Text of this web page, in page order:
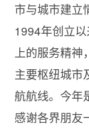
市与城市建立
1994年创立
上的服务精
主要枢纽城市
航航线。今年
感谢各界朋友